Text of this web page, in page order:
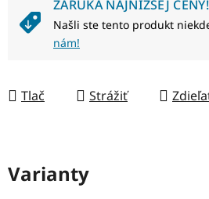
ZÁRUKA NAJNIŽŠEJ CENY!
Našli ste tento produkt
nám!
Tlač Strážiť
Varianty